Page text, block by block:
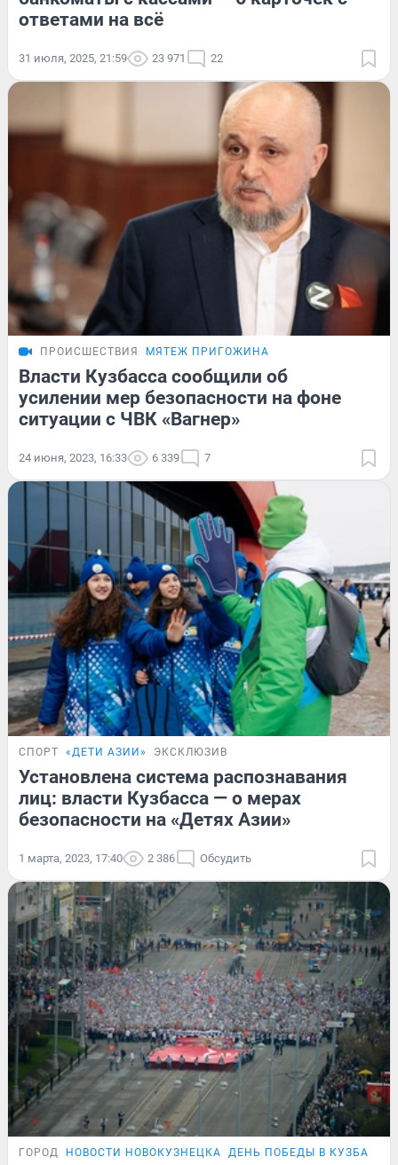
ответами на всё
31 июля, 2025, 21:59 23 971 22
ПРОИСШЕСТВИЯ МЯТЕЖ ПРИГОЖИНА
Власти Кузбасса сообщили об
усилении мер безопасности на фоне
ситуации с ЧВК «Вагнер»
24 июня, 2023, 16:33 6 339 7
СПОРТ «ДЕТИ АЗИИ» ЭКСКЛЮЗИВ
Установлена система распознавания
лиц: власти Кузбасса — о мерах
безопасности на «Детях Азии»
1 марта, 2023, 17:40 2 386 Обсудить
ГОРОД НОВОСТИ НОВОКУЗНЕЦКА ДЕНЬ ПОБЕДЫ В КУЗБАССЕ